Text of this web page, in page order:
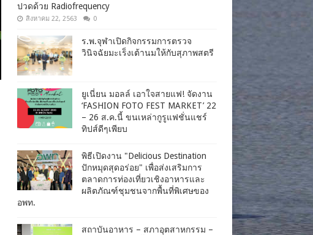
ปวดด้วย Radiofrequency
สิงหาคม 22, 2563 0
ร.พ.จุฬาเปิดกิจกรรมการตรวจ
วินิจฉัยมะเร็งเต้านมให้กับสุภาพสตรี
ยูเนี่ยน มอลล์ เอาใจสายแฟ! จัดงาน
‘FASHION FOTO FEST MARKET’ 22
– 26 ส.ค.นี้ ขนเหล่ากูรูแฟชั่นแชร์
ทิปส์ดีๆเพียบ
พิธีเปิดงาน "Delicious Destination
ปักหมุดสุดอร่อย" เพื่อส่งเสริมการ
ตลาดการท่องเที่ยวเชิงอาหารและ
ผลิตภัณฑ์ชุมชนจากพื้นที่พิเศษของ
อพท.
สถาบันอาหาร – สภาอุตสาหกรรม –